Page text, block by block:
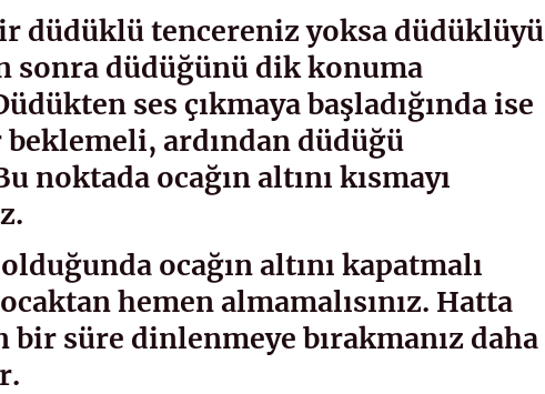
düdüklü tencereniz yoksa düdüklüyü
sonra düdüğünü dik konuma
ses çıkmaya başladığında ise
ardından düdüğü
noktada ocağın altını kısmayı
ocağın altını kapatmalı
hemen almamalısınız. Hatta
süre dinlenmeye bırakmanız daha